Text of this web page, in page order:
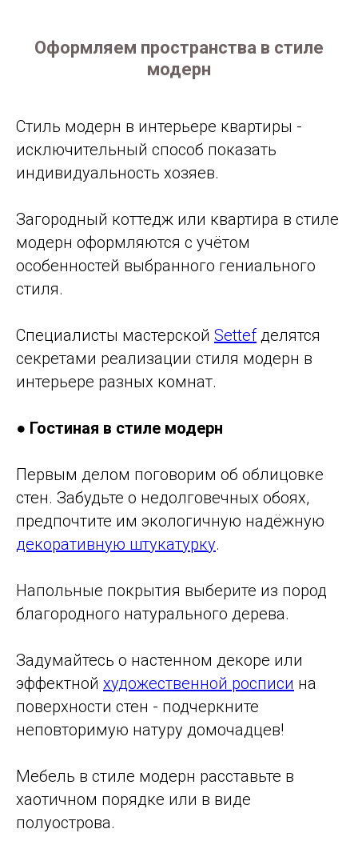
Оформляем пространства в стиле
модерн
Стиль модерн в интерьере квартиры -
исключительный способ показать
индивидуальность хозяев.
Загородный коттедж или квартира в стиле
модерн оформляются с учётом
особенностей выбранного гениального
стиля.
Специалисты мастерской Settefделятся
секретами реализации стиля модерн в
интерьере разных комнат.
● Гостиная в стиле модерн
Первым делом поговорим об облицовке
стен. Забудьте о недолговечных обоях,
предпочтите им экологичную надёжную
декоративную штукатурку.
Напольные покрытия выберите из пород
благородного натурального дерева.
Задумайтесь о настенном декоре или
эффектной художественной росписи на
поверхности стен - подчеркните
неповторимую натуру домочадцев!
Мебель в стиле модерн расставьте в
хаотичном порядке или в виде
полуострова.